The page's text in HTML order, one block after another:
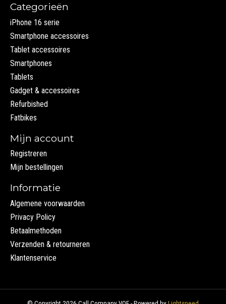
Categorieën
iPhone 16 serie
Smartphone accessoires
Tablet accessoires
Smartphones
Tablets
Gadget & accessoires
Refurbished
Fatbikes
Mijn account
Registreren
Mijn bestellingen
Informatie
Algemene voorwaarden
Privacy Policy
Betaalmethoden
Verzenden & retourneren
Klantenservice